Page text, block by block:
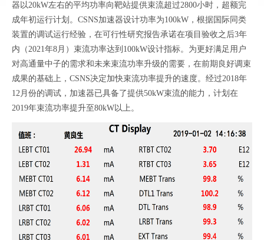
器以20kW左右的平均功率向靶站提供束流超过2800小时，超额完
成年初运行计划。CSNS加速器设计功率为100kW，根据国际同类
装置的调试运行经验，在可行性研究报告承诺在项目验收之后3年
内（2021年8月）束流功率达到100kW设计指标。为更好满足用户
对高通量中子的需求和未来束流功率升级的需要，在前期良好调束
成果的基础上，CSNS决定加快束流功率提升的速度。经过2018年
12月份的调试，加速器已具备了提供50kW束流的能力，计划在
2019年束流功率提升至80kW以上。